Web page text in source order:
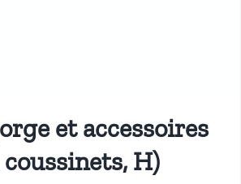
et accessoires
H)